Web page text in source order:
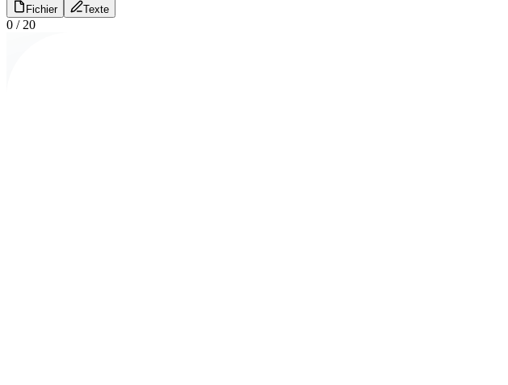
Fichier Texte
0 / 20